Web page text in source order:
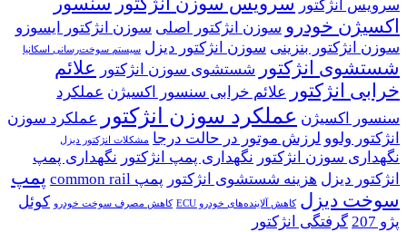
سرویس انژکتور
اکسیژن خودرو سوزن انژکتور اصلی سوزن انژکتور ایسوزو
سوزن انژکتور بنزینی سوزن انژکتور دیزل سیستم سوخت‌رسانی اسکانیا
شستشوی انژکتور شستشوی سوزن انژکتور علائم
خرابی انژکتور علائم خرابی سنسور اکسیژن عملکرد
سنسور اکسیژن عملکرد سوزن انژکتور
عملکرد سوزن
انژکتور ولوو لرزش موتور در حالت درجا مشکلات انژکتور دیزل
نگهداری سوزن انژکتور نگهداری پمپ انژکتور نگهداری پمپ
انژکتور دیزل هزینه شستشوی انژکتور پمپ common rail
پمپ
سوخت دیزل کاهش آلاینده‌های خودرو ECU کاهش مصرف سوخت خودرو کوئل
پژو 207
گرفتگی انژکتور